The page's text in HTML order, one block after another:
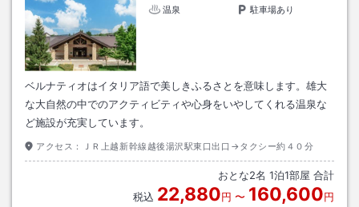
温泉
駐車場あり
ベルナティオはイタリア語で美しきふるさとを意味します。雄大
な大自然の中でのアクティビティや心身をいやしてくれる温泉な
ど施設が充実しています。
アクセス： ＪＲ上越新幹線越後湯沢駅東口出口→タクシー約４０分
おとな2名 1泊1部屋 合計
税込 22,880円 〜 160,600円